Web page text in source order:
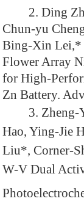
2. Ding
Chun-yu
Bing-Xin Lei,*
Flower Array
for High-
Zn Battery.
3. Zheng-
Hao, Ying-Jie
Liu*, Corner-
W-V Dual